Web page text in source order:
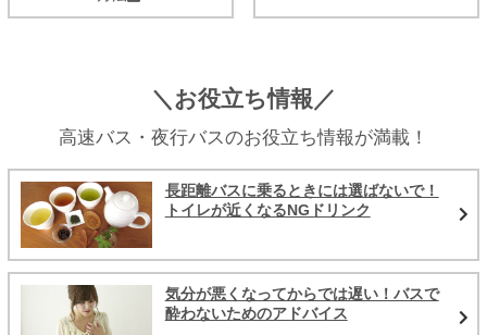
＼お役立ち情報／
高速バス・夜行バスのお役立ち情報が満載！
長距離バスに乗るときには選ばないで！
トイレが近くなるNGドリンク
気分が悪くなってからでは遅い！バスで
酔わないためのアドバイス